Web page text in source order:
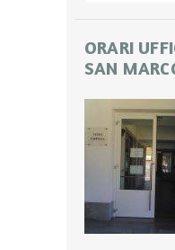
ORARI
SAN